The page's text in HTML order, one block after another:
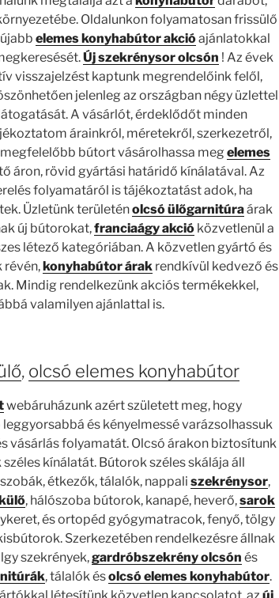
Oldalunkon folyamatosan frissülő
újabbelemes konyhabútor akcióajánlatokkal
Új szekrénysor olcsón ! Az évek
visszajelzést kaptunk megrendelőink felől,
jelenleg az országban négy üzlettel
A vásárlót, érdeklődőt minden
árainkról, méretekről, szerkezetről,
bútort vásárolhassa megelemes
áron, rövid gyártási határidő kínálatával. Az
folyamatáról is tájékoztatást adok, ha
Üzletünk területénolcsó ülőgarnitúraárak
új bútorokat,franciaágy akcióközvetlenül a
létező kategóriában. A közvetlen gyártó és
konyhabútor árak rendkívül kedvező és
Mindig rendelkezünk akciós termékekkel,
valamilyen ajánlattal is.
, olcsó elemes konyhabútor
webáruházunk azért született meg, hogy
és kényelmessé varázsolhassuk
vásárlás folyamatát. Olcsó árakon biztosítunk
kínálatát. Bútorok széles skálája áll
étkezők, tálalók, nappali szekrénysor,
, hálószoba bútorok, kanapé, heverő,sarok
és ortopéd gyógymatracok, fenyő, tölgy
Szerkezetében rendelkezésre állnak
szekrények,gardróbszekrény olcsón és
, tálalók ésolcsó elemes konyhabútor.